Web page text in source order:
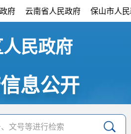
府 云南省人民政府 保山市人
人民政府
息公开